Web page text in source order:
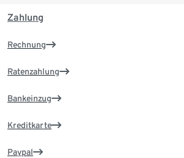
Zahlung
Rechnung
Ratenzahlung
Bankeinzug
Kreditkarte
Paypal